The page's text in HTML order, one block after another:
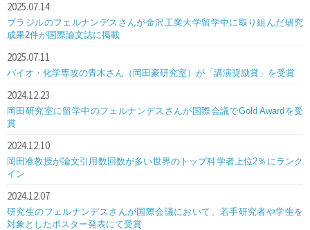
2025.07.14
ブラジルのフェルナンデスさんが金沢工業大学留学中に取り組んだ研究
成果2件が国際論文誌に掲載
2025.07.11
バイオ・化学専攻の青木さん（岡田豪研究室）が「講演奨励賞」を受賞
2024.12.23
岡田研究室に留学中のフェルナンデスさんが国際会議でGold Awardを受
賞
2024.12.10
岡田准教授が論文引用数回数が多い世界のトップ科学者上位2％にランク
イン
2024.12.07
研究生のフェルナンデスさんが国際会議において、若手研究者や学生を
対象としたポスター発表にて受賞